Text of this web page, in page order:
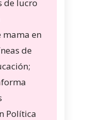
de lucro
en
de
Política